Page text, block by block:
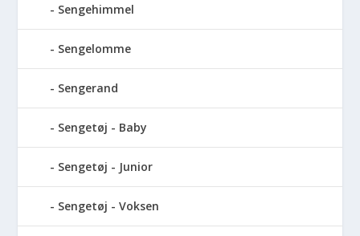
Sengehimmel
Sengelomme
Sengerand
Sengetøj - Baby
Sengetøj - Junior
Sengetøj - Voksen